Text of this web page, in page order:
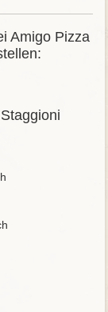
Amigo Pizza